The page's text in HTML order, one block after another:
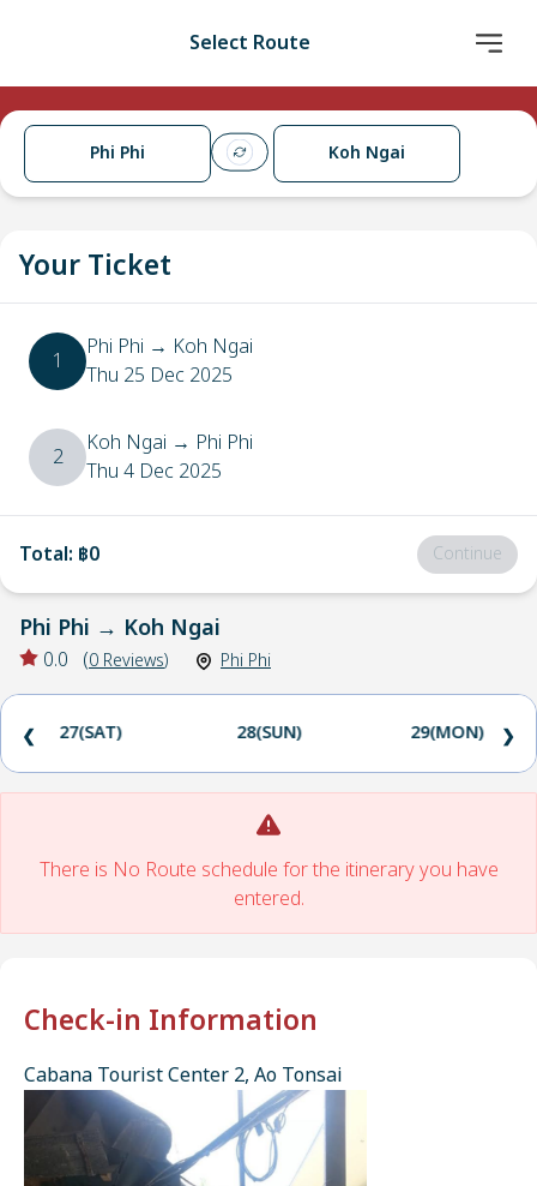
Select Route
Phi Phi Koh Ngai
Your Ticket
1 Phi Phi → Koh Ngai
Thu 25 Dec 2025
2 Koh Ngai → Phi Phi
Thu 4 Dec 2025
Total: ฿0 Continue
Phi Phi → Koh Ngai
0.0 (0 Reviews) Phi Phi
27(SAT) 28(SUN) 29(MON)
❮ ❯
There is No Route schedule for the itinerary you have
entered.
Check-in Information
Cabana Tourist Center 2, Ao Tonsai